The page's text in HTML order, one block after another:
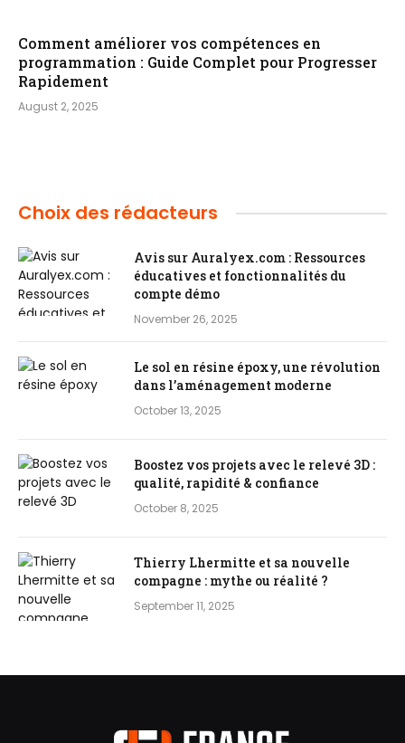
Comment améliorer vos compétences en
programmation : Guide Complet pour Progresser
Rapidement
August 2, 2025
Choix des rédacteurs
Avis sur Auralyex.com : Ressources
éducatives et fonctionnalités du
compte démo
November 26, 2025
Le sol en résine époxy, une révolution
dans l’aménagement moderne
October 13, 2025
Boostez vos projets avec le relevé 3D :
qualité, rapidité & confiance
October 8, 2025
Thierry Lhermitte et sa nouvelle
compagne : mythe ou réalité ?
September 11, 2025